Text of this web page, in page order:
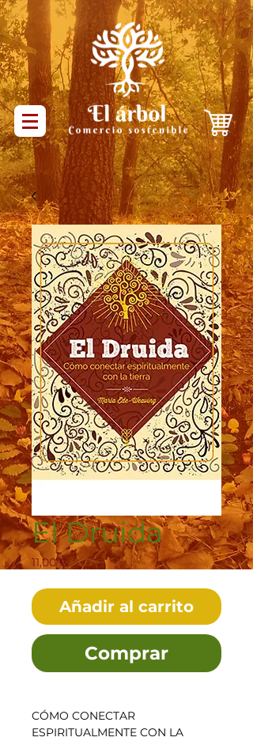
El Druida
11,00 €Precio
Añadir al carrito
Comprar
CÓMO CONECTAR
ESPIRITUALMENTE CON LA